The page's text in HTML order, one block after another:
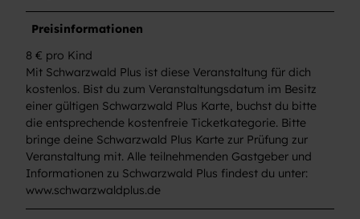
Preisinformationen
8 € pro Kind
Mit Schwarzwald Plus ist diese Veranstaltung für dich
kostenlos. Bist du zum Veranstaltungsdatum im Besitz
einer gültigen Schwarzwald Plus Karte, buchst du bitte
die entsprechende kostenfreie Ticketkategorie. Bitte
bringe deine Schwarzwald Plus Karte zur Prüfung zur
Veranstaltung mit. Alle teilnehmenden Gastgeber und
Informationen zu Schwarzwald Plus findest du unter:
www.schwarzwaldplus.de